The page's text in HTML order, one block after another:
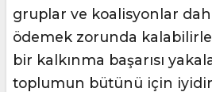
gruplar ve koalisyonlar
ödemek zorunda
bir kalkınma başarısı
toplumun bütünü için